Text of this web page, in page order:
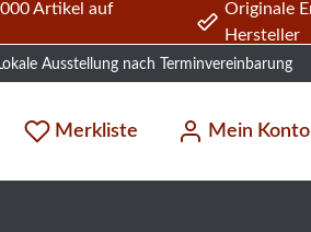
Artikel auf
Originale
Hersteller
Ausstellung nach Terminvereinbarung
Merkliste Mein Konto